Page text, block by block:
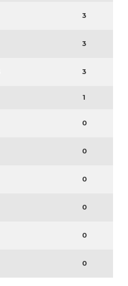
3
3
3
1
0
0
0
0
0
0